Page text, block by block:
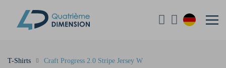
T-Shirts Craft Progress 2.0 Stripe Jersey W